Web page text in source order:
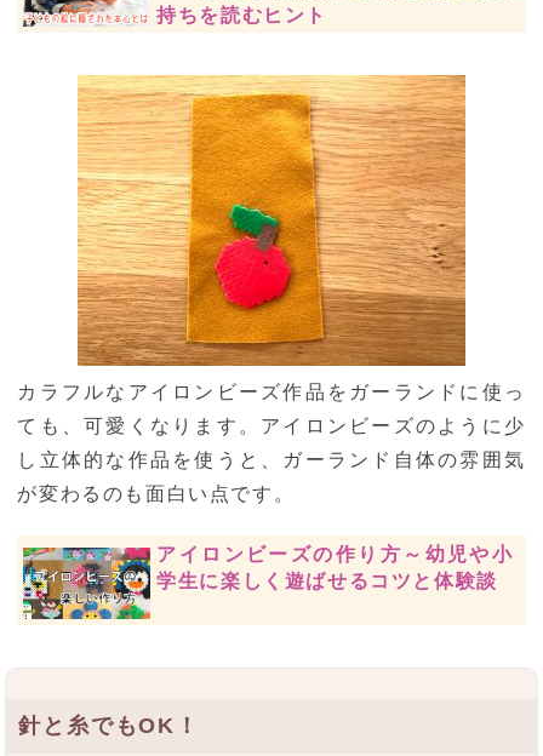
持ちを読むヒント
カラフルなアイロンビーズ作品をガーランドに使っ
ても、可愛くなります。アイロンビーズのように少
し立体的な作品を使うと、ガーランド自体の雰囲気
が変わるのも面白い点です。
アイロンビーズの作り方～幼児や小
学生に楽しく遊ばせるコツと体験談
針と糸でもOK！